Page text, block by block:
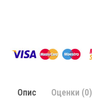
Опис Оценки (0)